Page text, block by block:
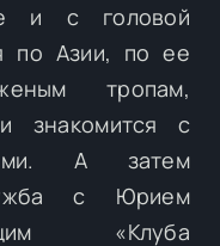
и с головой
по Азии, по ее
тропам,
знакомится с
А затем
с Юрием
«Клуба